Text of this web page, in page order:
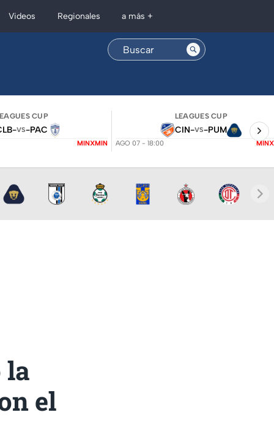
Videos Regionales a más +
CUP
-VS-PAC
MINXMIN
LEAGUES CUP
CIN-VS-PUM
AGO 07 - 18:00
la
el